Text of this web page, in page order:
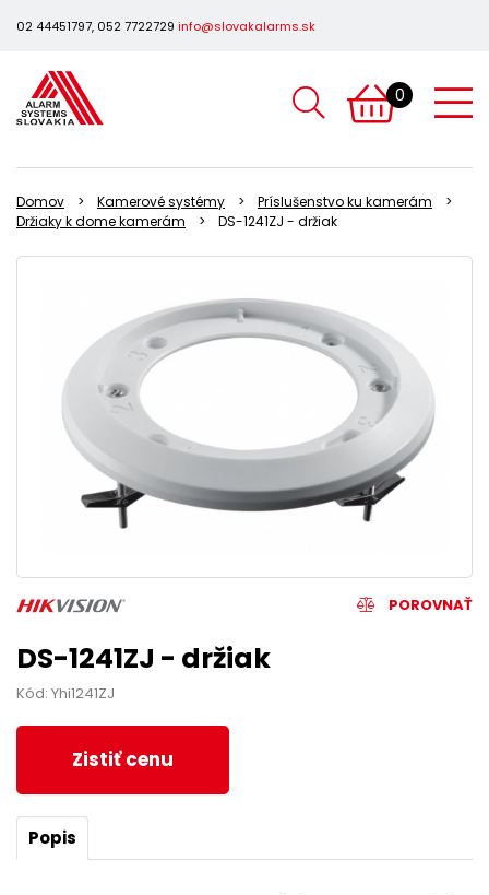
02 44451797, 052 7722729 info@slovakalarms.sk
0
Domov Kamerové systémy
Príslušenstvo ku kamerám
Držiaky k dome kamerám
DS-1241ZJ - držiak
POROVNAŤ
DS-1241ZJ - držiak
Kód: Yhi1241ZJ
Zistiť cenu
Popis